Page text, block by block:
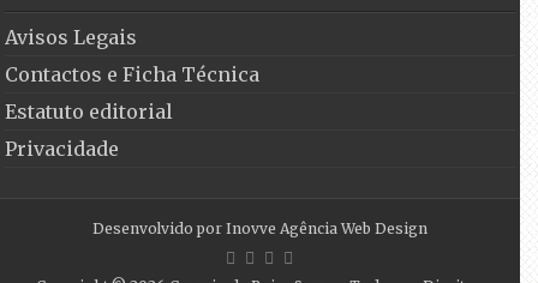
Avisos Legais
Contactos e Ficha Técnica
Estatuto editorial
Privacidade
Desenvolvido por Inovve Agência Web Design